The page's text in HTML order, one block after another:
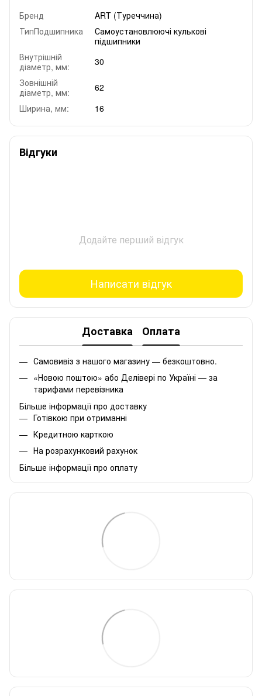
Бренд
ART (Туреччина)
ТипПодшипника
Самоустановлюючі кулькові
підшипники
Внутрішній
діаметр, мм:
30
Зовнішній
діаметр, мм:
62
Ширина, мм:
16
Відгуки
Додайте перший відгук
Написати відгук
Доставка Оплата
Самовивіз з нашого магазину — безкоштовно.
«Новою поштою» або Делівері по Україні — за
тарифами перевізника
Більше інформації про доставку
Готівкою при отриманні
Кредитною карткою
На розрахунковий рахунок
Більше інформації про оплату